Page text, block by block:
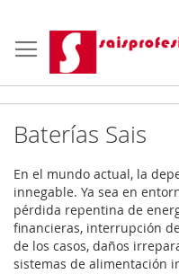
al
contenido
Baterías Sais
En el mundo actual, la
innegable. Ya sea en
pérdida repentina de
financieras, interrupción
de los casos, daños
sistemas de alimentación